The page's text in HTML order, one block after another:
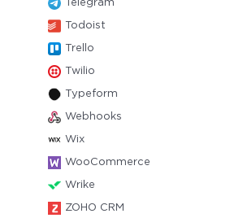
Telegram
Todoist
Trello
Twilio
Typeform
Webhooks
Wix
WooCommerce
Wrike
ZOHO CRM